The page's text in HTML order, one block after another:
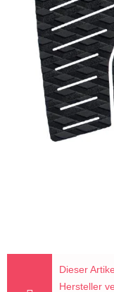
Dieser
Hersteller